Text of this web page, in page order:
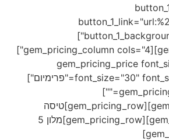
button_1_background_color="#393d50"]
[/gem_pricing_column][gem_pricing_column cols="4"]
[gem_pricing_price
font_size="30" font_size_time="26" price="פרימיום"]
[gem_pricing_row_title subtitle=""]
[/gem_pricing_row_title][gem_pricing_row]טיסה
ישירה[/gem_pricing_row][gem_pricing_row]מלון 5
כוכבים[/gem_pricing_row]